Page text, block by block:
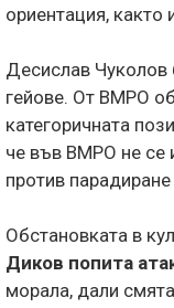
ориентация, както
Десислав Чуколов
гейове. От ВМРО
категоричната
че във ВМРО не се
против
Обстановката в
Диков попита
морала, дали